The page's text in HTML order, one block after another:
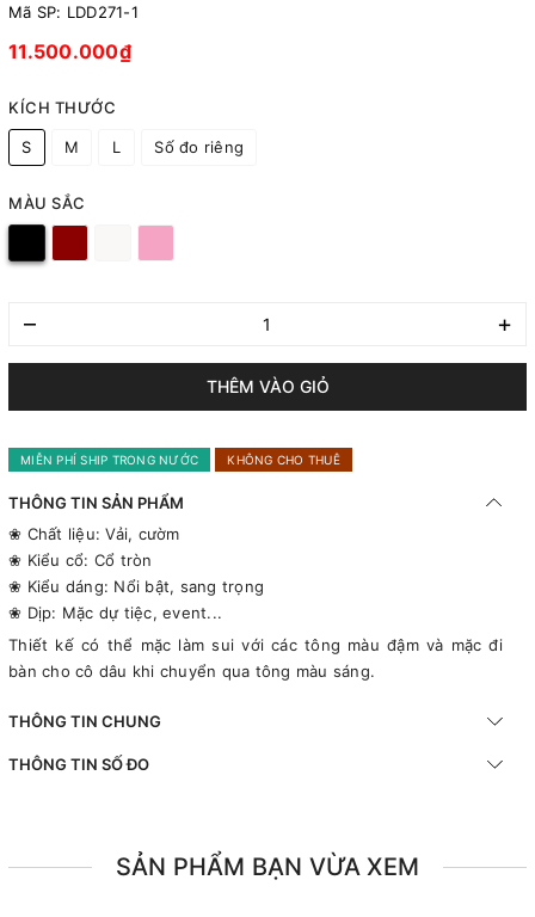
Mã SP: LDD271-1
11.500.000₫
KÍCH THƯỚC
S M L Số đo riêng
MÀU SẮC
– +
THÊM VÀO GIỎ
MIỄN PHÍ SHIP TRONG NƯỚC KHÔNG CHO THUÊ
THÔNG TIN SẢN PHẨM
❀ Chất liệu: Vải, cườm
❀ Kiểu cổ: Cổ tròn
❀ Kiểu dáng: Nổi bật, sang trọng
❀ Dịp: Mặc dự tiệc, event...
Thiết kế có thể mặc làm sui với các tông màu đậm và mặc đi
bàn cho cô dâu khi chuyển qua tông màu sáng.
THÔNG TIN CHUNG
THÔNG TIN SỐ ĐO
SẢN PHẨM BẠN VỪA XEM